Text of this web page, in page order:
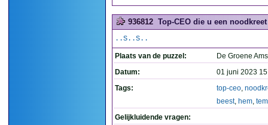
936812 Top-CEO die u een
..S..S..
Plaats van de puzzel:
De Groene
Datum:
01 juni 2023
Tags:
top-ceo,
beest, hem,
Gelijkluidende vragen: